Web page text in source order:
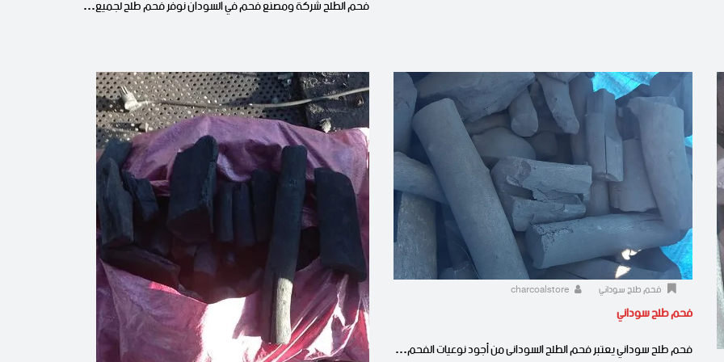
فحم الطلح شركة ومصنع فحم في السودان نوفر فحم طلح لجميع…
فحم طلح سوداني
فحم طلح سوداني
فحم طلح سوداني يعتبر فحم الطلح السودانى من أجود نوعيات الفحم…